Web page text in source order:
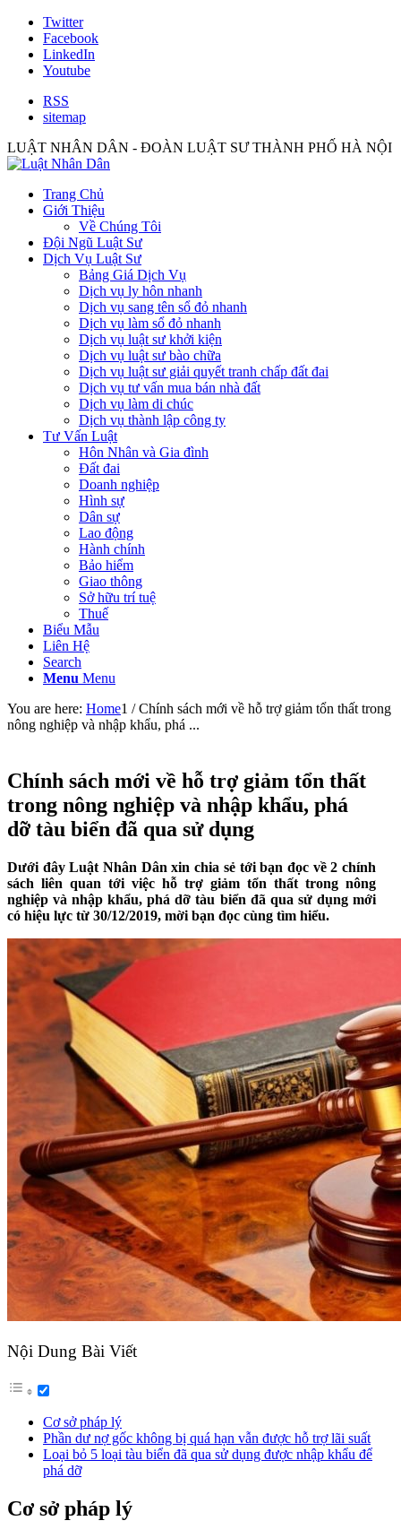
Twitter
Facebook
LinkedIn
Youtube
RSS
sitemap
LUẬT NHÂN DÂN - ĐOÀN LUẬT SƯ THÀNH PHỐ HÀ NỘI
Trang Chủ
Giới Thiệu
Về Chúng Tôi
Đội Ngũ Luật Sư
Dịch Vụ Luật Sư
Bảng Giá Dịch Vụ
Dịch vụ ly hôn nhanh
Dịch vụ sang tên sổ đỏ nhanh
Dịch vụ làm sổ đỏ nhanh
Dịch vụ luật sư khởi kiện
Dịch vụ luật sư bào chữa
Dịch vụ luật sư giải quyết tranh chấp đất đai
Dịch vụ tư vấn mua bán nhà đất
Dịch vụ làm di chúc
Dịch vụ thành lập công ty
Tư Vấn Luật
Hôn Nhân và Gia đình
Đất đai
Doanh nghiệp
Hình sự
Dân sự
Lao động
Hành chính
Bảo hiểm
Giao thông
Sở hữu trí tuệ
Thuế
Biểu Mẫu
Liên Hệ
Search
Menu Menu
You are here: Home1 / Chính sách mới về hỗ trợ giảm tổn thất trong
nông nghiệp và nhập khẩu, phá ...
Chính sách mới về hỗ trợ giảm tổn thất
trong nông nghiệp và nhập khẩu, phá
dỡ tàu biển đã qua sử dụng
Dưới đây Luật Nhân Dân xin chia sẻ tới bạn đọc về 2 chính
sách liên quan tới việc hỗ trợ giảm tổn thất trong nông
nghiệp và nhập khẩu, phá dỡ tàu biển đã qua sử dụng mới
có hiệu lực từ 30/12/2019, mời bạn đọc cùng tìm hiểu.
Nội Dung Bài Viết
Cơ sở pháp lý
Phần dư nợ gốc không bị quá hạn vẫn được hỗ trợ lãi suất
Loại bỏ 5 loại tàu biển đã qua sử dụng được nhập khẩu để
phá dỡ
Cơ sở pháp lý